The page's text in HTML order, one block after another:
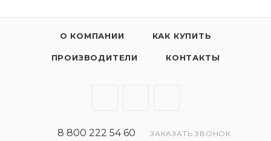
О КОМПАНИИ КАК КУПИТЬ
ПРОИЗВОДИТЕЛИ КОНТАКТЫ
8 800 222 54 60 ЗАКАЗАТЬ ЗВОНОК